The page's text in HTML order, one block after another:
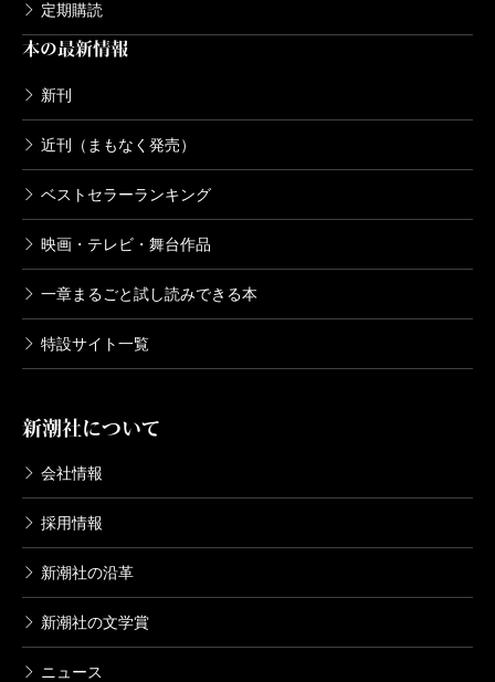
定期購読
本の最新情報
新刊
近刊（まもなく発売）
ベストセラーランキング
映画・テレビ・舞台作品
一章まるごと試し読みできる本
特設サイト一覧
新潮社について
会社情報
採用情報
新潮社の沿革
新潮社の文学賞
ニュース